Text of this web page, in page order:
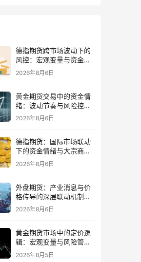
德指期货跨市场波动下的
风控：宏观变量与资金情
绪再平衡
2026年8月6日
黄金期货交易中的资金情
绪：波动节奏与风险控制
的平衡
2026年8月6日
德指期货：国际市场联动
下的资金情绪与大宗商品
传导
2026年8月6日
外盘期货：产业消息与价
格传导的深层联动机制与
交易策略
2026年8月6日
黄金期货市场中的定价逻
辑：宏观变量与风险管理
策略并重
2026年8月5日